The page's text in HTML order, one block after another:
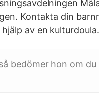
Kontakta din
av en
bedömer hon om